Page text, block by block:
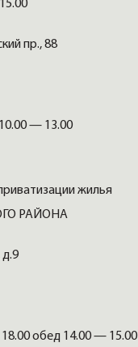
пр., 88
— 13.00
жилья
РАЙОНА
обед 14.00 — 15.00